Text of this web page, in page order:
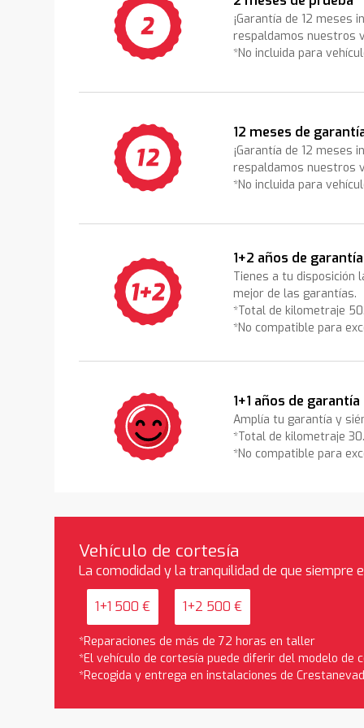
¡Garantía de 12 meses
respaldamos nuestros
*No incluida para
12 meses de
¡Garantía de 12 meses
respaldamos nuestros
*No incluida para
1+2 años de garantía
Tienes a tu disposición
mejor de las garantías.
*Total de kilometraje
*No compatible para
1+1 años de garantía
Amplía tu garantía y
*Total de kilometraje
*No compatible para
Vehículo de cortesía
La comodidad y la tranquilidad de que siempre
1+1 500 € 1+2 500 €
*Reparaciones de más de 72 horas en taller
*El vehículo de cortesía puede diferir del modelo de
*Recogida y entrega en instalaciones de